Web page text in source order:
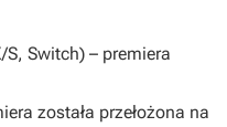
S, Switch) – premiera
została przełożona na